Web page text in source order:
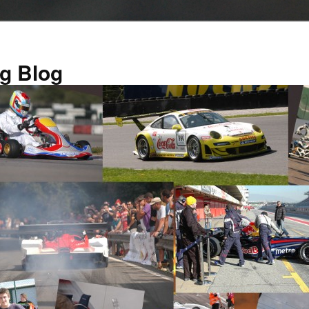
Blog